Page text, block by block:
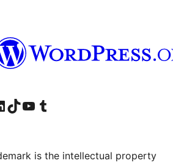
на Facebook
наш Instagram
нашу страницу в LinkedIn
Посетите нашу учётную запись в TikTok
Посетите наш канал YouTube
Посетите нашу учётную запись в Tumblr
is the intellectual property